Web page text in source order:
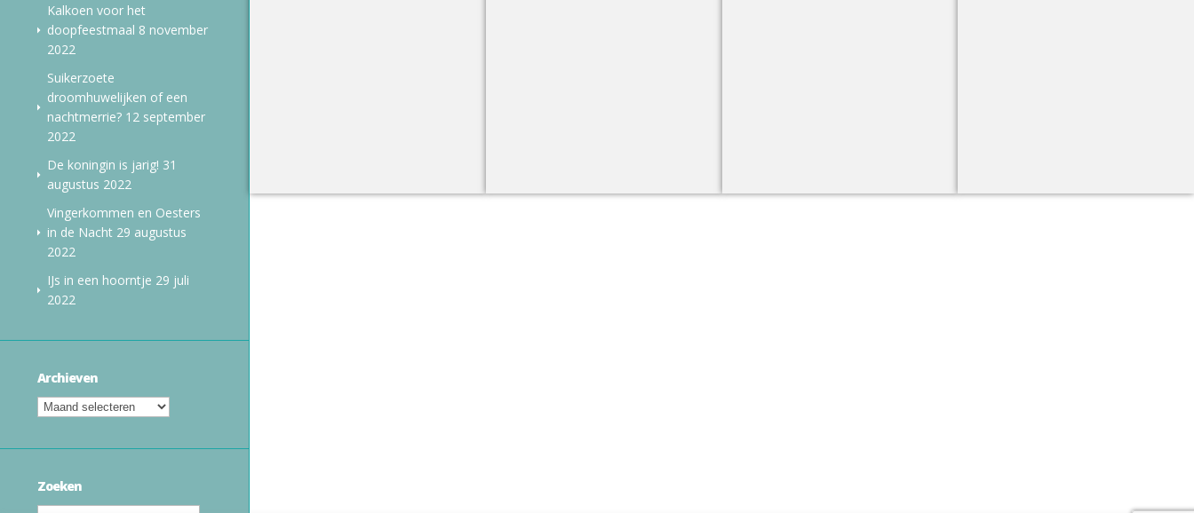
Kalkoen voor het
doopfeestmaal 8 november
2022
Suikerzoete
droomhuwelijken of een
nachtmerrie? 12 september
2022
De koningin is jarig! 31
augustus 2022
Vingerkommen en Oesters
in de Nacht 29 augustus
2022
IJs in een hoorntje 29 juli
2022
Archieven
Zoeken